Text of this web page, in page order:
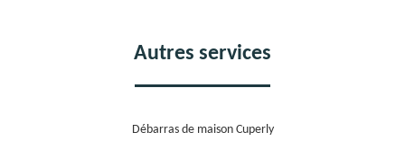
Autres services
Débarras de maison Cuperly